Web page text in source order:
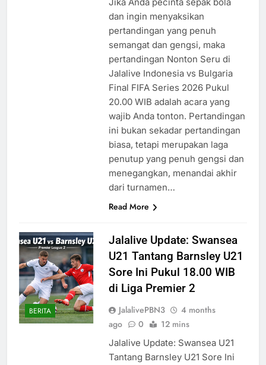
dan ingin menyaksikan
pertandingan yang penuh
semangat dan gengsi, maka
pertandingan Nonton Seru di
Jalalive Indonesia vs Bulgaria
Final FIFA Series 2026 Pukul
20.00 WIB adalah acara yang
wajib Anda tonton. Pertandingan
ini bukan sekadar pertandingan
biasa, tetapi merupakan laga
penutup yang penuh gengsi dan
menegangkan, menandai akhir
dari turnamen…
Read More
BERITA
Jalalive Update: Swansea
U21 Tantang Barnsley U21
Sore Ini Pukul 18.00 WIB
di Liga Premier 2
JalalivePBN3
4 months
ago
0 12 mins
Jalalive Update: Swansea U21
Tantang Barnsley U21 Sore Ini